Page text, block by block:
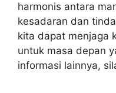
harmonis antara
kesadaran dan
kita dapat menjaga
untuk masa depan
informasi lainnya,